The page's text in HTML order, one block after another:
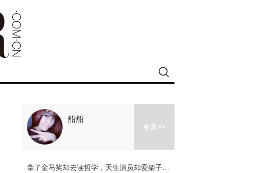
船船
更多>>